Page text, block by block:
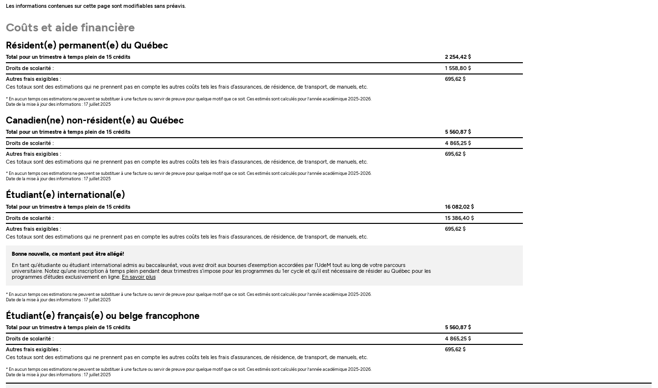
Les informations contenues sur cette page sont modifiables sans préavis.
Coûts et aide financière
Résident(e) permanent(e) du Québec
Total pour un trimestre à temps plein de 15 crédits
2 254,42 $
Droits de scolarité :
1 558,80 $
Autres frais exigibles :
695,62 $
Ces totaux sont des estimations qui ne prennent pas en compte les autres coûts tels les frais d’assurances, de résidence, de transport, de manuels, etc.
* En aucun temps ces estimations ne peuvent se substituer à une facture ou servir de preuve pour quelque motif que ce soit. Ces estimés sont calculés pour l’année académique 2025-2026.
Date de la mise à jour des informations : 17 juillet 2025
Canadien(ne) non-résident(e) au Québec
Total pour un trimestre à temps plein de 15 crédits
5 560,87 $
Droits de scolarité :
4 865,25 $
Autres frais exigibles :
695,62 $
Ces totaux sont des estimations qui ne prennent pas en compte les autres coûts tels les frais d’assurances, de résidence, de transport, de manuels, etc.
* En aucun temps ces estimations ne peuvent se substituer à une facture ou servir de preuve pour quelque motif que ce soit. Ces estimés sont calculés pour l’année académique 2025-2026.
Date de la mise à jour des informations : 17 juillet 2025
Étudiant(e) international(e)
Total pour un trimestre à temps plein de 15 crédits
16 082,02 $
Droits de scolarité :
15 386,40 $
Autres frais exigibles :
695,62 $
Ces totaux sont des estimations qui ne prennent pas en compte les autres coûts tels les frais d’assurances, de résidence, de transport, de manuels, etc.
Bonne nouvelle, ce montant peut être allégé!
En tant qu’étudiante ou étudiant international admis au baccalauréat, vous avez droit aux bourses d’exemption accordées par l’UdeM tout au long de votre parcours
universitaire. Notez qu’une inscription à temps plein pendant deux trimestres s’impose pour les programmes du 1er cycle et qu’il est nécessaire de résider au Québec pour les
programmes d’études exclusivement en ligne. En savoir plus
* En aucun temps ces estimations ne peuvent se substituer à une facture ou servir de preuve pour quelque motif que ce soit. Ces estimés sont calculés pour l’année académique 2025-2026.
Date de la mise à jour des informations : 17 juillet 2025
Étudiant(e) français(e) ou belge francophone
Total pour un trimestre à temps plein de 15 crédits
5 560,87 $
Droits de scolarité :
4 865,25 $
Autres frais exigibles :
695,62 $
Ces totaux sont des estimations qui ne prennent pas en compte les autres coûts tels les frais d’assurances, de résidence, de transport, de manuels, etc.
* En aucun temps ces estimations ne peuvent se substituer à une facture ou servir de preuve pour quelque motif que ce soit. Ces estimés sont calculés pour l’année académique 2025-2026.
Date de la mise à jour des informations : 17 juillet 2025